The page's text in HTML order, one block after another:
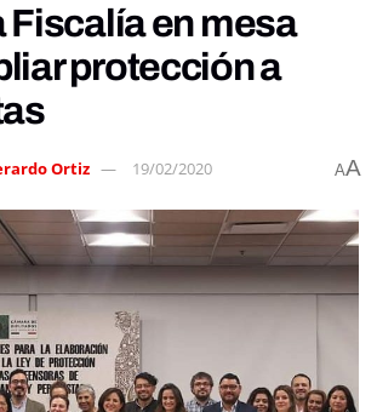
Fiscalía en mesa
protección a
Ortiz 19/02/2020 AA